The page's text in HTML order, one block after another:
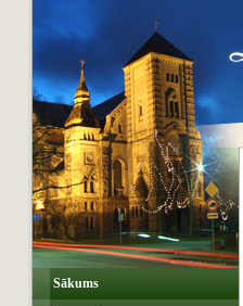
Sākums